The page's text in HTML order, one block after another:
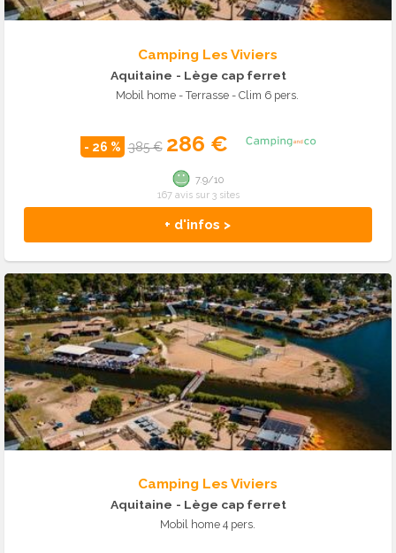
Camping Les Viviers
Aquitaine - Lège cap ferret
Mobil home - Terrasse - Clim 6 pers.
- 26 % 385 € 286 €
+ d'infos >
7.9/10
167 avis sur 3 sites
Camping Les Viviers
Aquitaine - Lège cap ferret
Mobil home 4 pers.